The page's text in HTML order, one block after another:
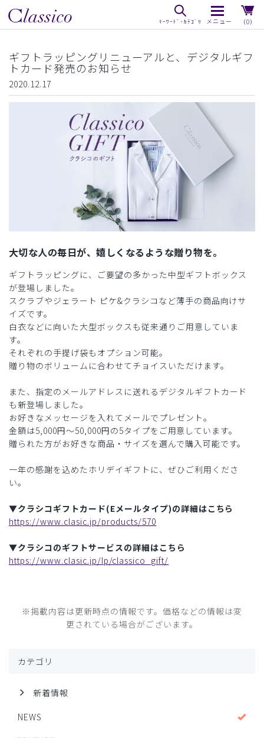
（0）
ギフトラッピングリニューアルと、デジタルギフ
トカード発売のお知らせ
2020.12.17
大切な人の毎日が、嬉しくなるような贈り物を。
ギフトラッピングに、ご要望の多かった中型ギフトボックス
が登場しました。
スクラブやジェラート ピケ&クラシコなど薄手の商品向けサ
イズです。
白衣などに向いた大型ボックスも従来通りご用意していま
す。
それぞれの手提げ袋もオプション可能。
贈り物のボリュームに合わせてチョイスいただけます。
また、指定のメールアドレスに送れるデジタルギフトカード
も新登場しました。
お好きなメッセージを入れてメールでプレゼント。
金額は5,000円〜50,000円の5タイプをご用意しています。
贈られた方がお好きな商品・サイズを選んで購入可能です。
一年の感謝を込めたホリデイギフトに、ぜひご利用くださ
い。
▼クラシコギフトカード(Eメールタイプ)の詳細はこちら
https://www.clasic.jp/products/570
▼クラシコのギフトサービスの詳細はこちら
https://www.clasic.jp/lp/classico_gift/
※掲載内容は更新時点の情報です。価格などの情報は変
更されている場合がございます。
カテゴリ
新着情報
NEWS